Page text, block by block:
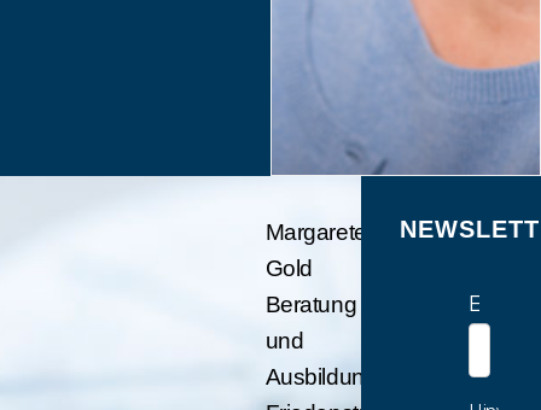
Margarete
Gold
Beratung
und
Ausbildung